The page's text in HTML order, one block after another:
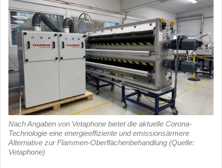
Nach Angaben von Vetaphone bietet die aktuelle Corona-
Technologie eine energieeffiziente und emissionsärmere
Alternative zur Flammen-Oberflächenbehandlung (Quelle:
Vetaphone)